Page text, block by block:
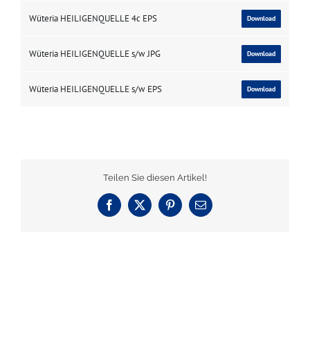
Wüteria HEILIGENQUELLE 4c EPS Download
Wüteria HEILIGENQUELLE s/w JPG Download
Wüteria HEILIGENQUELLE s/w EPS Download
Teilen Sie diesen Artikel!
Facebook
X PinterestE-
Mail